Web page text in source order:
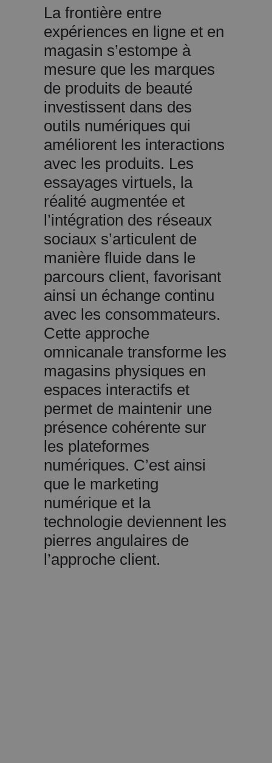
La frontière entre
expériences en ligne et en
magasin s’estompe à
mesure que les marques
de produits de beauté
investissent dans des
outils numériques qui
améliorent les interactions
avec les produits. Les
essayages virtuels, la
réalité augmentée et
l’intégration des réseaux
sociaux s’articulent de
manière fluide dans le
parcours client, favorisant
ainsi un échange continu
avec les consommateurs.
Cette approche
omnicanale transforme les
magasins physiques en
espaces interactifs et
permet de maintenir une
présence cohérente sur
les plateformes
numériques. C’est ainsi
que le marketing
numérique et la
technologie deviennent les
pierres angulaires de
l’approche client.